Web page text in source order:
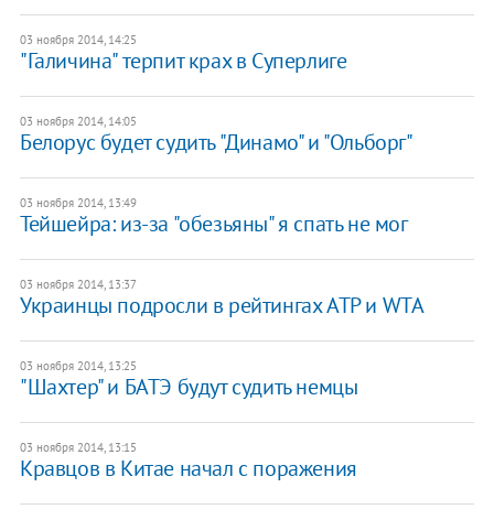
03 ноября 2014, 14:25
"Галичина" терпит крах в Суперлиге
03 ноября 2014, 14:05
​Белорус будет судить "Динамо" и "Ольборг"
03 ноября 2014, 13:49
Тейшейра: из-за "обезьяны" я спать не мог
03 ноября 2014, 13:37
Украинцы подросли в рейтингах ATP и WTA
03 ноября 2014, 13:25
"Шахтер" и БАТЭ будут судить немцы
03 ноября 2014, 13:15
Кравцов в Китае начал с поражения